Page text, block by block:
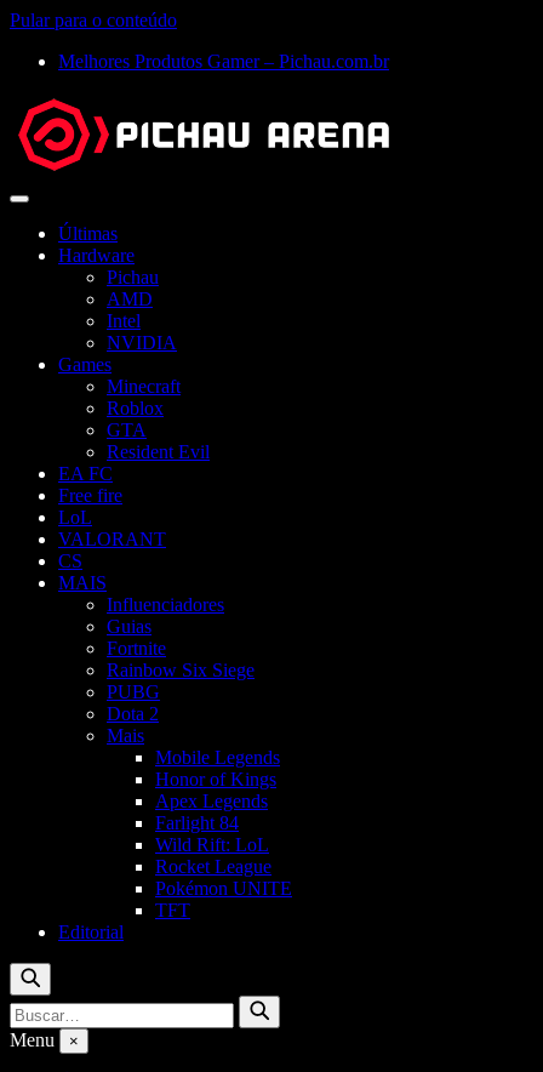
Pular para o conteúdo
Melhores Produtos Gamer – Pichau.com.br
Abrir
Últimas
Hardware
Pichau
AMD
Intel
NVIDIA
Games
Minecraft
Roblox
GTA
Resident Evil
EA FC
Free fire
LoL
VALORANT
CS
MAIS
Influenciadores
Guias
Fortnite
Rainbow Six Siege
PUBG
Dota 2
Mais
Mobile Legends
Honor of Kings
Apex Legends
Farlight 84
Wild Rift: LoL
Rocket League
Pokémon UNITE
TFT
Editorial
Buscar
Buscar
por:
Buscar
Menu ×